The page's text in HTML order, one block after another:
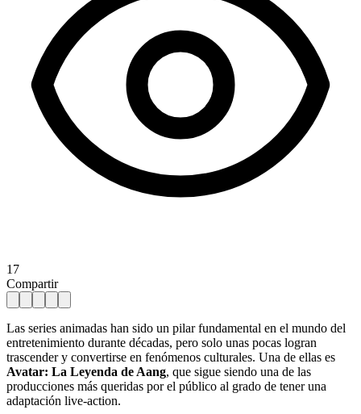
17
Compartir
Las series animadas han sido un pilar fundamental en el mundo del
entretenimiento durante décadas, pero solo unas pocas logran
trascender y convertirse en fenómenos culturales. Una de ellas es
Avatar: La Leyenda de Aang, que sigue siendo una de las
producciones más queridas por el público al grado de tener una
adaptación live-action.